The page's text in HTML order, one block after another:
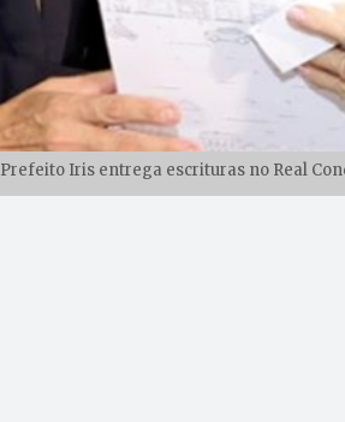
Prefeito Iris entrega escrituras no Real